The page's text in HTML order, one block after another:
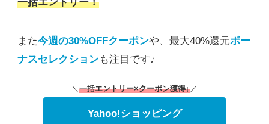
また今週の30%OFFクーポンや、最大40%還元ボー
ナスセレクションも注目です♪
＼ 一括エントリー×クーポン獲得↓ ／
Yahoo!ショッピング